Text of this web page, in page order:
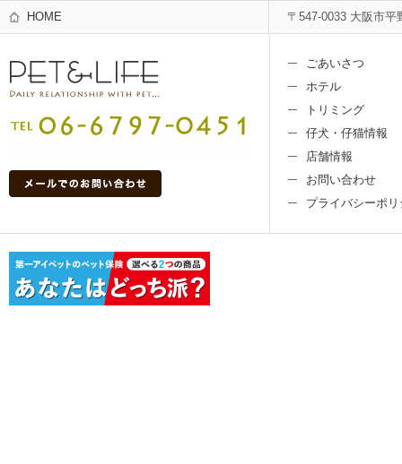
HOME 〒547-0033 大阪市平
ごあいさつ
ホテル
トリミング
仔犬・仔猫情報
店舗情報
お問い合わせ
プライバシーポリ